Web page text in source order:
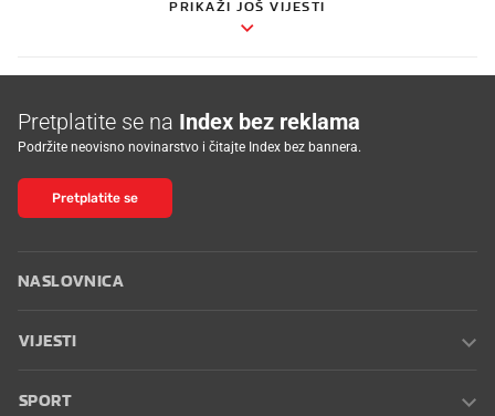
PRIKAŽI JOŠ VIJESTI
Pretplatite se na Index bez reklama
Podržite neovisno novinarstvo i čitajte Index bez bannera.
Pretplatite se
NASLOVNICA
VIJESTI
SPORT